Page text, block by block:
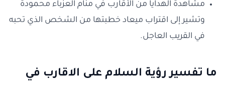
مشاهدة الهدايا من الأقارب في منام العزباء محمودة
وتشير إلى اقتراب ميعاد خطبتها من الشخص الذي تحبه
في القريب العاجل.
ما تفسير رؤية السلام على الاقارب في